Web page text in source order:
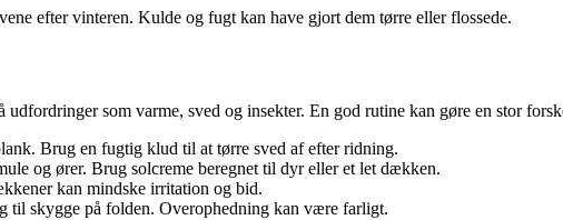
efter vinteren. Kulde og fugt kan have gjort dem tørre eller flossede.
udfordringer som varme, sved og insekter. En god rutine kan gøre en stor
Brug en fugtig klud til at tørre sved af efter ridning.
og ører. Brug solcreme beregnet til dyr eller et let dækken.
kan mindske irritation og bid.
til skygge på folden. Overophedning kan være farligt.